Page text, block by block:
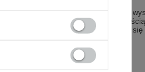
jest odporna na ścieranie i działanie
to rozwiązanie które z
tak, jak powinna. Nie zmienia
się z nimi rozstawać.